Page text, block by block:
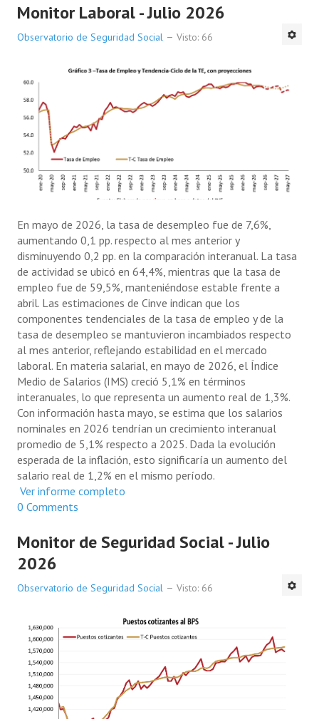
Monitor Laboral - Julio 2026
Observatorio de Seguridad Social Visto: 66
En mayo de 2026, la tasa de desempleo fue de 7,6%,
aumentando 0,1 pp. respecto al mes anterior y
disminuyendo 0,2 pp. en la comparación interanual. La tasa
de actividad se ubicó en 64,4%, mientras que la tasa de
empleo fue de 59,5%, manteniéndose estable frente a
abril. Las estimaciones de Cinve indican que los
componentes tendenciales de la tasa de empleo y de la
tasa de desempleo se mantuvieron incambiados respecto
al mes anterior, reflejando estabilidad en el mercado
laboral. En materia salarial, en mayo de 2026, el Índice
Medio de Salarios (IMS) creció 5,1% en términos
interanuales, lo que representa un aumento real de 1,3%.
Con información hasta mayo, se estima que los salarios
nominales en 2026 tendrían un crecimiento interanual
promedio de 5,1% respecto a 2025. Dada la evolución
esperada de la inflación, esto significaría un aumento del
salario real de 1,2% en el mismo período.
Ver informe completo
0 Comments
Monitor de Seguridad Social - Julio
2026
Observatorio de Seguridad Social Visto: 66